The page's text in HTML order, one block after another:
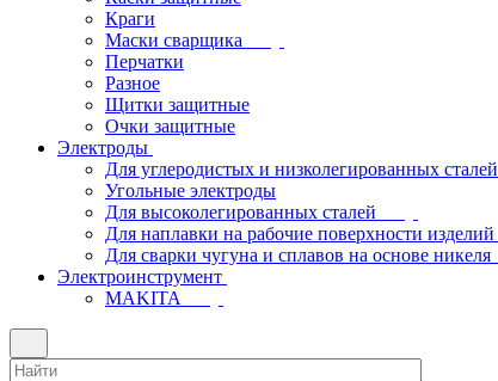
Краги
Маски сварщика
Перчатки
Разное
Щитки защитные
Очки защитные
Электроды
Для углеродистых и низколегированных сталей
Угольные электроды
Для высоколегированных сталей
Для наплавки на рабочие поверхности изделий
Для сварки чугуна и сплавов на основе никеля
Электроинструмент
МAKITA